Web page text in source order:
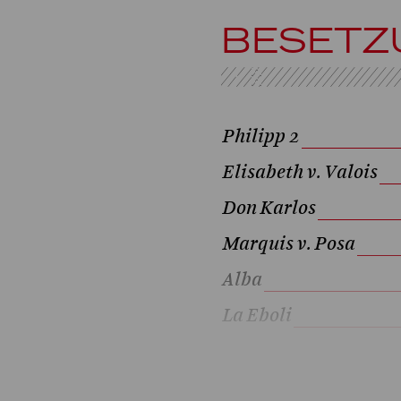
Philipp 2
Elisabeth v. Valois
Don Karlos
Marquis v. Posa
Alba
La Eboli